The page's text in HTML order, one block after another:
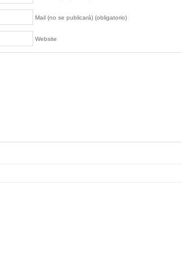
Mail (no se publicará) (obligatorio)
Website